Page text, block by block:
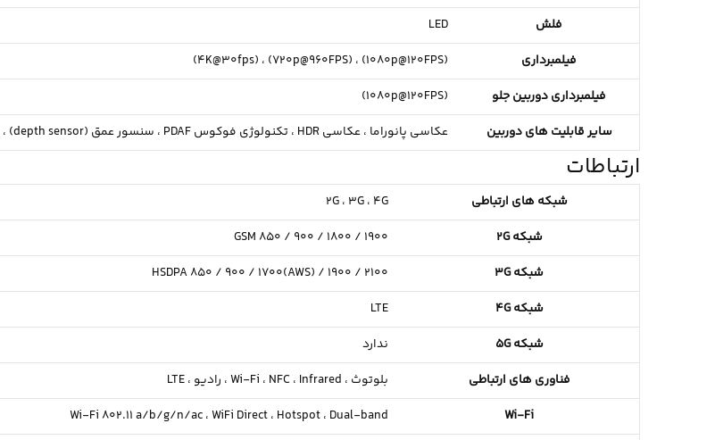
فلش
LED
فیلمبرداری
(1080p@120FPS) ، (720p@960FPS) ،
(4K@30fps)
فیلمبرداری دوربین جلو
(1080p@120FPS)
سایر قابلیت های دوربین
عکاسی پانوراما ،عکاسی HDR ، تکنولوژی فوکوس PDAF ، سنسور عمق (depth sensor) ،
ارتباطات
شبکه های ارتباطی 2G ، 3G ، 4G
شبکه 2G
GSM 850 / 900 / 1800 / 1900
شبکه 3G
HSDPA 850 / 900 / 1700(AWS) / 1900 / 2100
شبکه 4G
LTE
شبکه 5G
ندارد
فناوری های ارتباطی
بلوتوث ، Wi-Fi ، NFC ، Infrared ، رادیو ،LTE
Wi-Fi
Wi-Fi 802.11 a/b/g/n/ac ،WiFi Direct ، Hotspot ، Dual-band